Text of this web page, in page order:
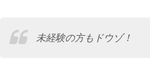
未経験の方もドウゾ！